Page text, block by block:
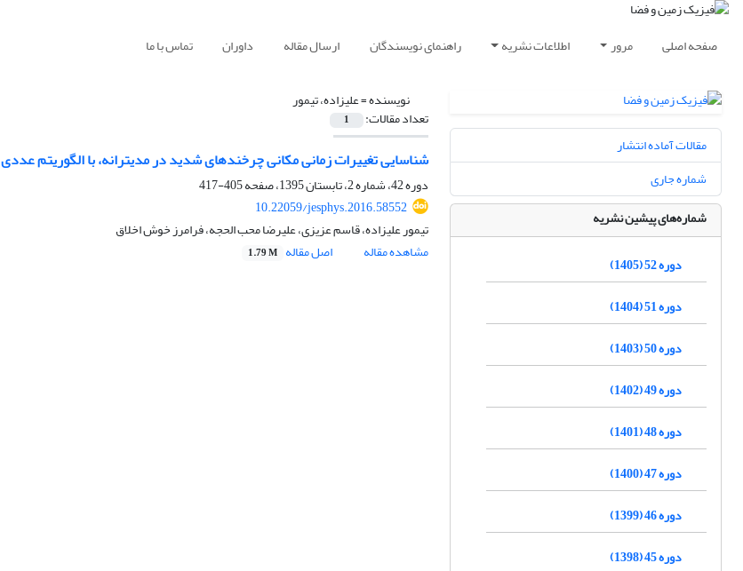
صفحه اصلی مرور اطلاعات نشریه راهنمای نویسندگان ارسال مقاله داوران تماس با ما
نویسنده =علیزاده، تیمور
تعداد مقالات: 1
شناسایی تغییرات زمانی مکانی چرخندهای شدید در مدیترانه، با الگوریتم عددی
دوره 42، شماره 2، تابستان 1395، صفحه
405-417
10.22059/jesphys.2016.58552
تیمور علیزاده، قاسم عزیزی، علیرضا محب الحجه، فرامرز خوش اخلاق
مشاهده مقاله
اصل مقاله 1.79 M
مقالات آماده انتشار
شماره جاری
شماره‌های پیشین نشریه
دوره 52 (1405)
دوره 51 (1404)
دوره 50 (1403)
دوره 49 (1402)
دوره 48 (1401)
دوره 47 (1400)
دوره 46 (1399)
دوره 45 (1398)